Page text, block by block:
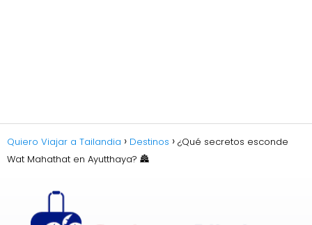
Quiero Viajar a Tailandia Destinos
¿Qué secretos esconde
Wat Mahathat en Ayutthaya? 🏯